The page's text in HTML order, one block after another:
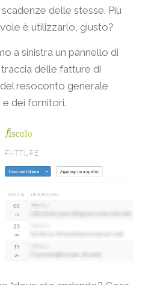
delle stesse. Più
è utilizzarlo, giusto?
a sinistra un pannello di
delle fatture di
resoconto generale
e dei fornitori.